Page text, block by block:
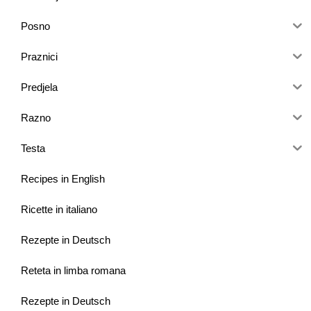
Posno
Praznici
Predjela
Razno
Testa
Recipes in English
Ricette in italiano
Rezepte in Deutsch
Reteta in limba romana
Rezepte in Deutsch